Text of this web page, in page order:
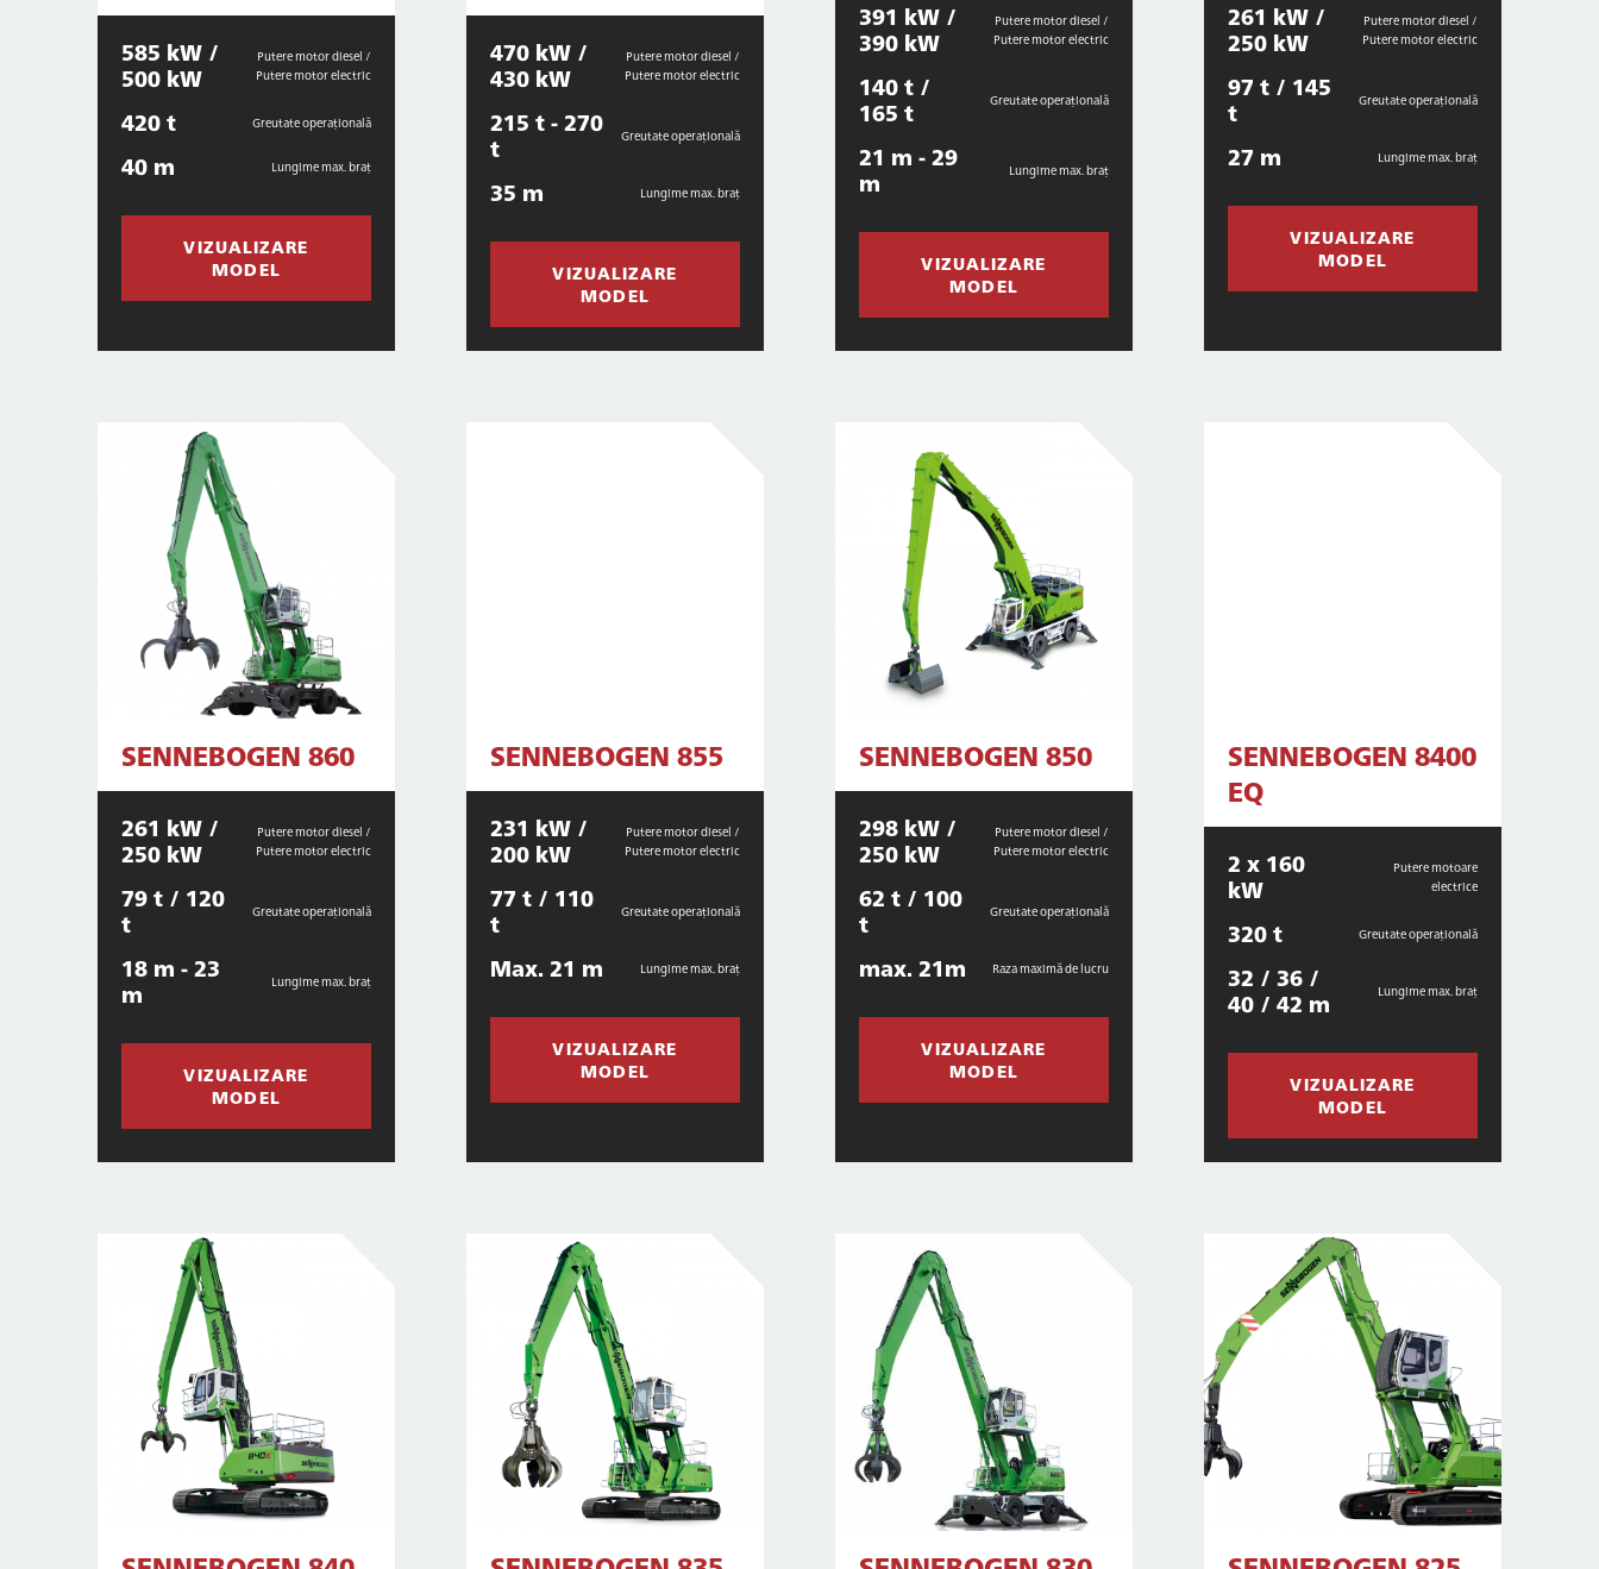
585 kW /
500 kW
Putere motor diesel /
Putere motor electric
420 t Greutate operațională
40 m Lungime max. braț
VIZUALIZARE
MODEL
470 kW /
430 kW
Putere motor diesel /
Putere motor electric
215 t - 270
t
Greutate operațională
35 m Lungime max. braț
VIZUALIZARE
MODEL
391 kW /
390 kW
Putere motor diesel /
Putere motor electric
140 t /
165 t
Greutate operațională
21 m - 29
m
Lungime max. braț
VIZUALIZARE
MODEL
261 kW /
250 kW
Putere motor diesel /
Putere motor electric
97 t / 145
t
Greutate operațională
27 m Lungime max. braț
VIZUALIZARE
MODEL
SENNEBOGEN 860
261 kW /
250 kW
Putere motor diesel /
Putere motor electric
79 t / 120
t
Greutate operațională
18 m - 23
m
Lungime max. braț
VIZUALIZARE
MODEL
SENNEBOGEN 855
231 kW /
200 kW
Putere motor diesel /
Putere motor electric
77 t / 110
t
Greutate operațională
Max. 21 m Lungime max. braț
VIZUALIZARE
MODEL
SENNEBOGEN 850
298 kW /
250 kW
Putere motor diesel /
Putere motor electric
62 t / 100
t
Greutate operațională
max. 21m Raza maximă de lucru
VIZUALIZARE
MODEL
SENNEBOGEN 8400
EQ
2 x 160
kW
Putere motoare
electrice
320 t Greutate operațională
32 / 36 /
40 / 42 m
Lungime max. braț
VIZUALIZARE
MODEL